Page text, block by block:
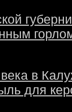
в
для